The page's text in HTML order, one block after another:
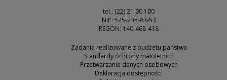
tel.: (22) 21 00 100
NIP: 525-235-83-53
REGON: 140-468-418
Zadania realizowane z budżetu państwa
Standardy ochrony małoletnich
Przetwarzanie danych osobowych
Deklaracja dostępności